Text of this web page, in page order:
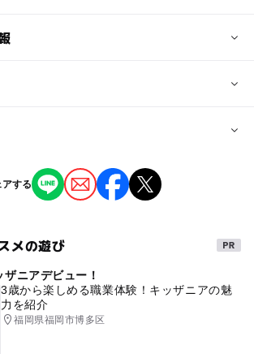
なる際の会場までの交通費は自己負担とな
、開催の１日前までに予約完了メール内の
続きが可能です。
や直前の欠席連絡はお控えください （お子様
ー撮影会 ベビー&キッズ撮影会
7月イベント 夏休み
アする
メの遊び
ニアデビュー！
3歳から楽しめる職業体験！キッザニアの魅
力を紹介
福岡県福岡市博多区